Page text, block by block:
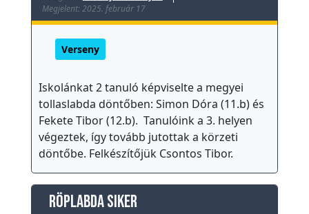
Megjelent: 2025. február 17
Verseny
Iskolánkat 2 tanuló képviselte a megyei
tollaslabda döntőben: Simon Dóra (11.b) és
Fekete Tibor (12.b). Tanulóink a 3. helyen
végeztek, így tovább jutottak a körzeti
döntőbe. Felkészítőjük Csontos Tibor.
Röplabda siker